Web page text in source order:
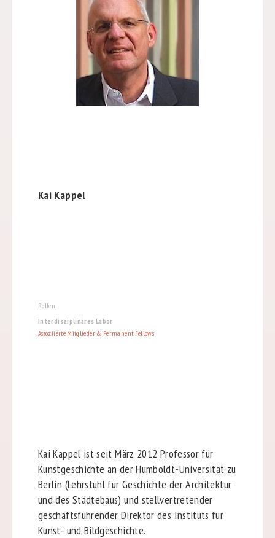
Kai Kappel
Rollen:
Interdisziplinäres Labor
Assoziierte Mitglieder & Permanent Fellows
Kai Kappel ist seit März 2012 Professor für
Kunstgeschichte an der Humboldt-Universität zu
Berlin (Lehrstuhl für Geschichte der Architektur
und des Städtebaus) und stellvertretender
geschäftsführender Direktor des Instituts für
Kunst- und Bildgeschichte.